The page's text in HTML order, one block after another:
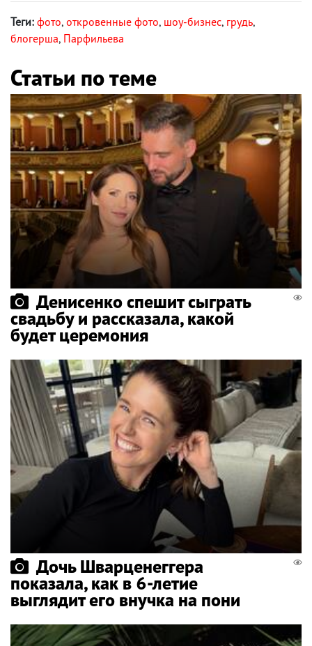
Теги: фото, откровенные фото, шоу-бизнес, грудь,
блогерша, Парфильева
Статьи по теме
Денисенко спешит сыграть
свадьбу и рассказала, какой
будет церемония
Дочь Шварценеггера
показала, как в 6-летие
выглядит его внучка на пони